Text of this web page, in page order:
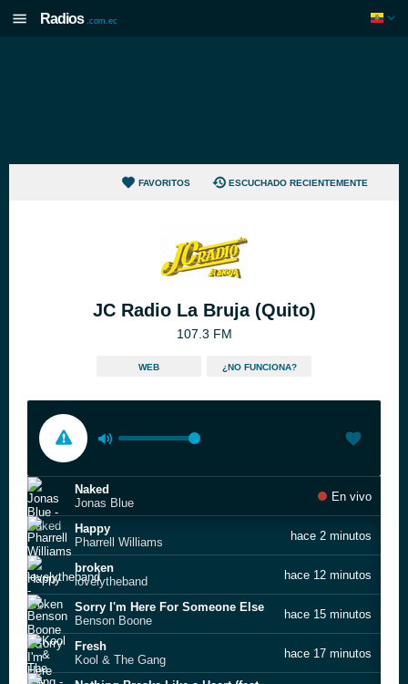
Radios .com.ec
FAVORITOS ESCUCHADO RECIENTEMENTE
JC Radio La Bruja (Quito)
107.3 FM
WEB ¿NO FUNCIONA?
Naked
Jonas Blue
En vivo
Happy
Pharrell Williams
hace 2 minutos
broken
lovelytheband
hace 12 minutos
Sorry I'm Here For Someone Else
Benson Boone
hace 15 minutos
Fresh
Kool & The Gang
hace 17 minutos